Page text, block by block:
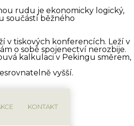
rudu je ekonomicky logický,
součástí běžného
v tiskových konferencích. Leží v
o sobě spojenectví nerozbije.
kalkulaci v Pekingu směrem,
vyšší.
KONTAKT